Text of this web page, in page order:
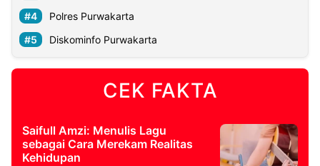
Polres Purwakarta
Diskominfo Purwakarta
CEK FAKTA
Saifull Amzi: Menulis Lagu
sebagai Cara Merekam Realitas
Kehidupan